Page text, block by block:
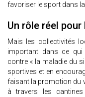
favoriser le sport dans la
Un rôle réel
Mais les collectivités
important dans ce
contre « la maladie du
sportives et en
faisant la promotion du
à travers les